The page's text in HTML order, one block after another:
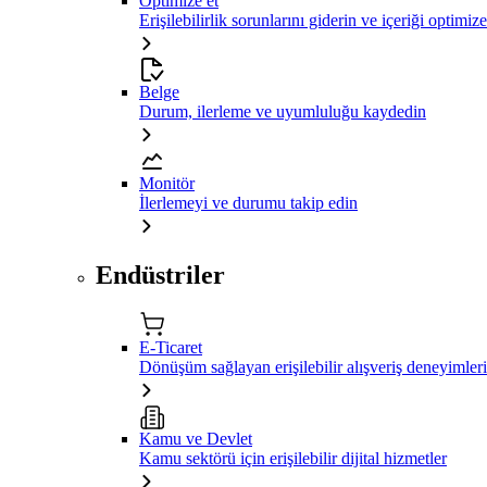
Erişilebilirlik sorunlarını giderin ve içeriği
Belge
Durum, ilerleme ve uyumluluğu kaydedin
Monitör
İlerlemeyi ve durumu takip edin
Endüstriler
E-Ticaret
Dönüşüm sağlayan erişilebilir alışveriş deneyimleri
Kamu ve Devlet
Kamu sektörü için erişilebilir dijital hizmetler